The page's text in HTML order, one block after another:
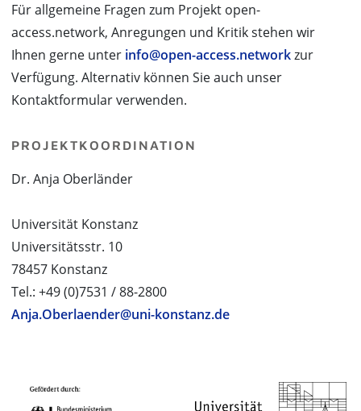
Für allgemeine Fragen zum Projekt open-
access.network, Anregungen und Kritik stehen wir
Ihnen gerne unter info@open-access.networkzur
Verfügung. Alternativ können Sie auch unser
Kontaktformular verwenden.
PROJEKTKOORDINATION
Dr. Anja Oberländer
Universität Konstanz
Universitätsstr. 10
78457 Konstanz
Tel.: +49 (0)7531 / 88-2800
Anja.Oberlaender@uni-konstanz.de